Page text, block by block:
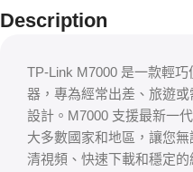
Description
TP-Link M7000 是一款輕
器，專為經常出差、旅遊
設計。M7000 支援最新一
大多數國家和地區，讓您
清視頻、快速下載和穩定的